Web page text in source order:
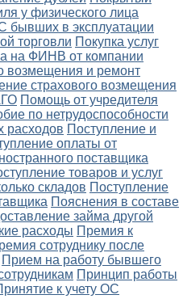
у физического лица
бывших в эксплуатации
торговли Покупка услуг
на ФИНВ от компании
возмещения и ремонт
страхового возмещения
Помощь от учредителя
по нетрудоспособности
расходов Поступление и
оплаты от
поставщика
товаров и услуг
складов Поступление
Пояснения в составе
займа другой
расходы Премия к
сотруднику после
Прием на работу бывшего
Принцип работы
к учету ОС